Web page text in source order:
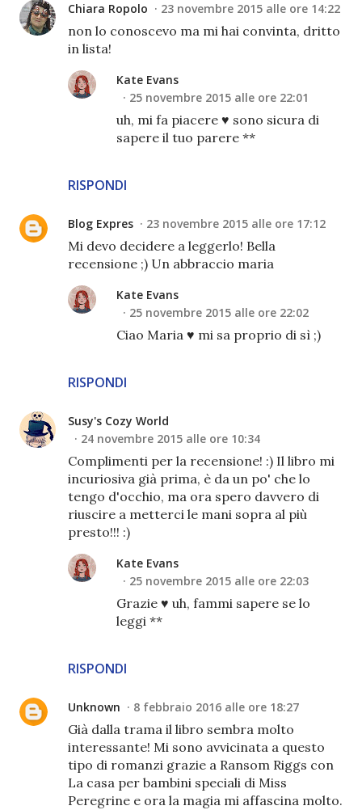
Chiara Ropolo 23 novembre 2015 alle ore 14:22
non lo conoscevo ma mi hai convinta, dritto
in lista!
RISPONDI
Kate Evans
25 novembre 2015 alle ore 22:01
uh, mi fa piacere ♥ sono sicura di
sapere il tuo parere **
Blog Expres 23 novembre 2015 alle ore 17:12
Mi devo decidere a leggerlo! Bella
recensione ;) Un abbraccio maria
RISPONDI
Kate Evans
25 novembre 2015 alle ore 22:02
Ciao Maria ♥ mi sa proprio di sì ;)
Susy's Cozy World
24 novembre 2015 alle ore 10:34
Complimenti per la recensione! :) Il libro mi
incuriosiva già prima, è da un po' che lo
tengo d'occhio, ma ora spero davvero di
riuscire a metterci le mani sopra al più
presto!!! :)
RISPONDI
Kate Evans
25 novembre 2015 alle ore 22:03
Grazie ♥ uh, fammi sapere se lo
leggi **
Unknown 8 febbraio 2016 alle ore 18:27
Già dalla trama il libro sembra molto
interessante! Mi sono avvicinata a questo
tipo di romanzi grazie a Ransom Riggs con
La casa per bambini speciali di Miss
Peregrine e ora la magia mi affascina molto.